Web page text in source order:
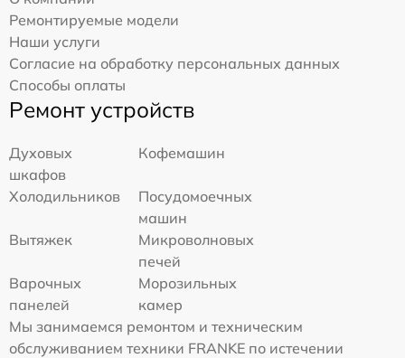
Ремонтируемые модели
Наши услуги
Согласие на обработку персональных данных
Способы оплаты
Ремонт устройств
Духовых
шкафов
Кофемашин
Холодильников
Посудомоечных
машин
Вытяжек
Микроволновых
печей
Варочных
панелей
Морозильных
камер
Мы занимаемся ремонтом и техническим
обслуживанием техники FRANKE по истечении